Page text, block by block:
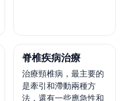
脊椎疾病治療
治療頸椎病，最主要的
是牽引和滯動兩種方
法，還有一些應急性和